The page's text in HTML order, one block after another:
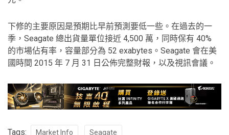
下修的主要原因是預期比早前預測要低一些。在過去的一
季，Seagate 總出貨量單位接近 4,500 萬，同時保有 40%
的市場佔有率，容量部分為 52 exabytes。Seagate 會在美
國時間 2015 年 7 月 31 日公佈完整財報，以及視訊會議。
Tags: Market Info Seagate